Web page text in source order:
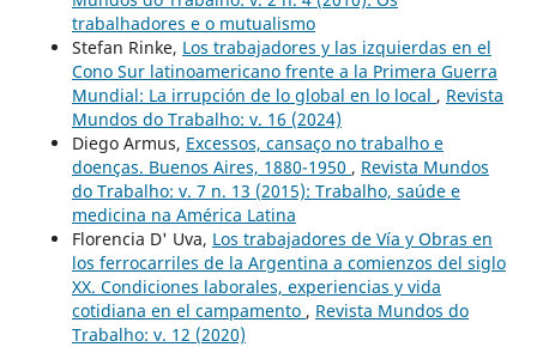
trabalhadores e o mutualismo
Stefan Rinke, Los trabajadores y las izquierdas en el
Cono Sur latinoamericano frente a la Primera Guerra
Mundial: La irrupción de lo global en lo local , Revista
Mundos do Trabalho: v. 16 (2024)
Diego Armus, Excessos, cansaço no trabalho e
doenças. Buenos Aires, 1880-1950 , Revista Mundos
do Trabalho: v. 7 n. 13 (2015): Trabalho, saúde e
medicina na América Latina
Florencia D' Uva, Los trabajadores de Vía y Obras en
los ferrocarriles de la Argentina a comienzos del siglo
XX. Condiciones laborales, experiencias y vida
cotidiana en el campamento , Revista Mundos do
Trabalho: v. 12 (2020)